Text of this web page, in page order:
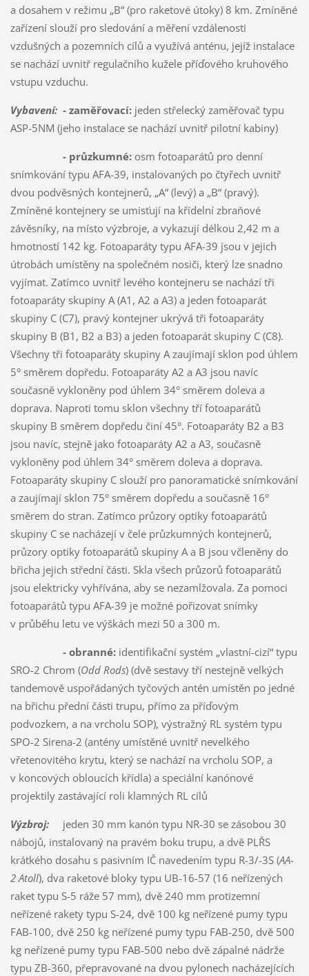
a dosahem v režimu „B“ (pro raketové útoky) 8 km. Zmíněné
zařízení slouží pro sledování a měření vzdálenosti
vzdušných a pozemních cílů a využívá anténu, jejíž instalace
se nachází uvnitř regulačního kužele příďového kruhového
vstupu vzduchu.
Vybavení: - zaměřovací: jeden střelecký zaměřovač typu
ASP-5NM (jeho instalace se nachází uvnitř pilotní kabiny)
- průzkumné: osm fotoaparátů pro denní
snímkování typu AFA-39, instalovaných po čtyřech uvnitř
dvou podvěsných kontejnerů, „A“ (levý) a „B“ (pravý).
Zmíněné kontejnery se umisťují na křídelní zbraňové
závěsníky, na místo výzbroje, a vykazují délkou 2,42 m a
hmotností 142 kg. Fotoaparáty typu AFA-39 jsou v jejich
útrobách umístěny na společném nosiči, který lze snadno
vyjímat. Zatímco uvnitř levého kontejneru se nachází tři
fotoaparáty skupiny A (A1, A2 a A3) a jeden fotoaparát
skupiny C (C7), pravý kontejner ukrývá tři fotoaparáty
skupiny B (B1, B2 a B3) a jeden fotoaparát skupiny C (C8).
Všechny tři fotoaparáty skupiny A zaujímají sklon pod úhlem
5° směrem dopředu. Fotoaparáty A2 a A3 jsou navíc
současně vykloněny pod úhlem 34° směrem doleva a
doprava. Naproti tomu sklon všechny tří fotoaparátů
skupiny B směrem dopředu činí 45°. Fotoaparáty B2 a B3
jsou navíc, stejně jako fotoaparáty A2 a A3, současně
vykloněny pod úhlem 34° směrem doleva a doprava.
Fotoaparáty skupiny C slouží pro panoramatické snímkování
a zaujímají sklon 75° směrem dopředu a současně 16°
směrem do stran. Zatímco průzory optiky fotoaparátů
skupiny C se nacházejí v čele průzkumných kontejnerů,
průzory optiky fotoaparátů skupiny A a B jsou včleněny do
břicha jejich střední části. Skla všech průzorů fotoaparátů
jsou elektricky vyhřívána, aby se nezamlžovala. Za pomoci
fotoaparátů typu AFA-39 je možné pořizovat snímky
v průběhu letu ve výškách mezi 50 a 300 m.
- obranné:identifikační systém „vlastní-cizí“ typu
SRO-2 Chrom (Odd Rods) (dvě sestavy tří nestejně velkých
tandemově uspořádaných tyčových antén umístěn po jedné
na břichu přední části trupu, přímo za příďovým
podvozkem, a na vrcholu SOP), výstražný RL systém typu
SPO-2 Sirena-2 (antény umístěné uvnitř nevelkého
vřetenovitého krytu, který se nachází na vrcholu SOP, a
v koncových obloucích křídla) a speciální kanónové
projektily zastávající roli klamných RL cílů
Výzbroj:jeden 30 mm kanón typu NR-30 se zásobou 30
nábojů, instalovaný na pravém boku trupu, a dvě PLŘS
krátkého dosahu s pasivním IČ navedením typu R-3/-3S (AA-
2 Atoll), dva raketové bloky typu UB-16-57 (16 neřízených
raket typu S-5 ráže 57 mm), dvě 240 mm protizemní
neřízené rakety typu S-24, dvě 100 kg neřízené pumy typu
FAB-100, dvě 250 kg neřízené pumy typu FAB-250, dvě 500
kg neřízené pumy typu FAB-500 nebo dvě zápalné nádrže
typu ZB-360, přepravované na dvou pylonech nacházejících